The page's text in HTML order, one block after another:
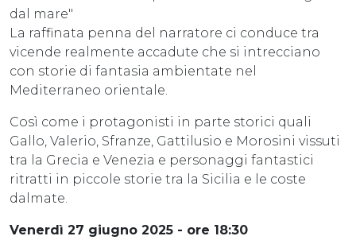
dal mare"
La raffinata penna del narratore ci conduce tra
vicende realmente accadute che si intrecciano
con storie di fantasia ambientate nel
Mediterraneo orientale.
Così come i protagonisti in parte storici quali
Gallo, Valerio, Sfranze, Gattilusio e Morosini vissuti
tra la Grecia e Venezia e personaggi fantastici
ritratti in piccole storie tra la Sicilia e le coste
dalmate.
Venerdì 27 giugno 2025 - ore 18:30